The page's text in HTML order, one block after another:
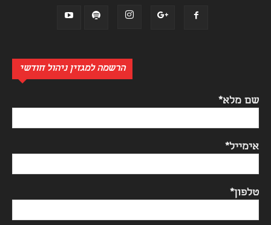
הרשמה למגזין ניהול חודשי
שם מלא*
אימייל*
טלפון*